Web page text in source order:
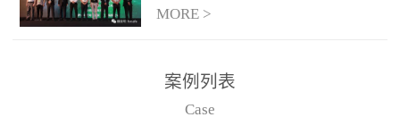
联，一台监控主机最多可
从监控主机上获取，最多
只能接6台，超过的需从现
MORE >
案例列表
Case